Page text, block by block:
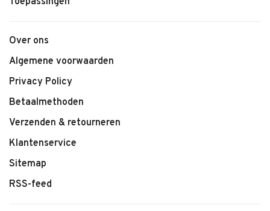
Over ons
Algemene voorwaarden
Privacy Policy
Betaalmethoden
Verzenden & retourneren
Klantenservice
Sitemap
RSS-feed